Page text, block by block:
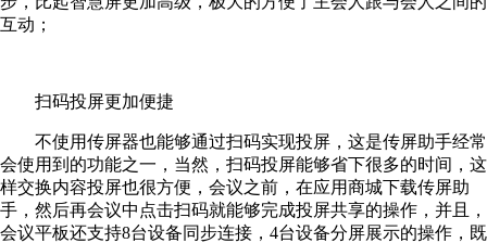
互动；
扫码投屏更加便捷
不使用传屏器也能够通过扫码实现投屏，这是传屏助手经常
会使用到的功能之一，当然，扫码投屏能够省下很多的时间，这
样交换内容投屏也很方便，会议之前，在应用商城下载传屏助
手，然后再会议中点击扫码就能够完成投屏共享的操作，并且，
会议平板还支持8台设备同步连接，4台设备分屏展示的操作，既